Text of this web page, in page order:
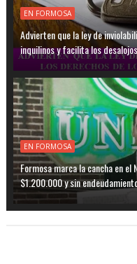
EN FORMOSA
Advierten que la ley de
inquilinos y facilita los desalojos
EN FORMOSA
Formosa marca la cancha en el
$1.200.000 y sin